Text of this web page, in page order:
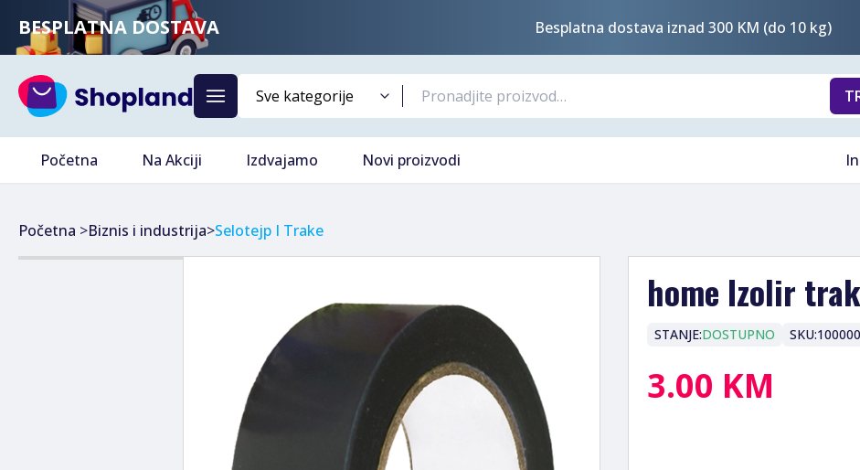
BESPLATNA DOSTAVA Besplatna dostava iznad 300 KM (do 10 kg)
Početna Na Akciji Izdvajamo Novi proizvodi
Početna >Biznis i industrija>Selotejp I Trake
home Izolir
STANJE:DOSTUPNO SKU:
3.00 KM